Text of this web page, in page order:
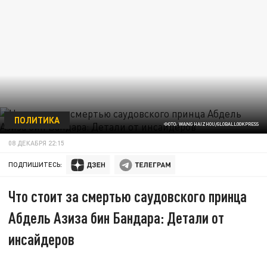
ФОТО: WANG HAIZHOU/GLOBALLOOKPRESS
ПОЛИТИКА
08 ДЕКАБРЯ 22:15
ПОДПИШИТЕСЬ:
Что стоит за смертью саудовского принца
Абдель Азиза бин Бандара: Детали от
инсайдеров